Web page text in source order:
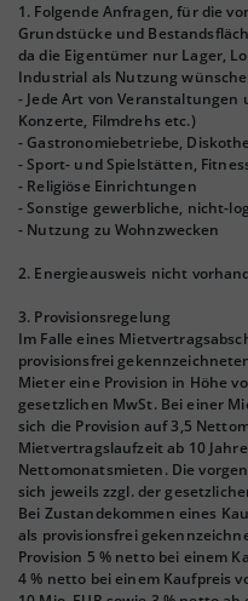
1. Folgende Anfragen, für die
Grundstücke und
da die Eigentümer nur Lager,
Industrial als Nutzung
- Jede Art von Veranstaltungen
Konzerte, Filmdrehs etc.)
- Gastronomiebetriebe,
- Sport- und Spielstätten,
- Religiöse Einrichtungen
- Sonstige gewerbliche, nicht-
- Nutzung zu Wohnzwecken
2. Energieausweis nicht
3. Provisionsregelung
Im Falle eines
provisionsfrei
Mieter eine Provision in Höhe
gesetzlichen MwSt. Bei einer
sich die Provision auf 3,5
Mietvertragslaufzeit ab 10
Nettomonatsmieten. Die
sich jeweils zzgl. der
Bei Zustandekommen eines
als provisionsfrei
Provision 5 % netto bei einem
4 % netto bei einem Kaufpreis